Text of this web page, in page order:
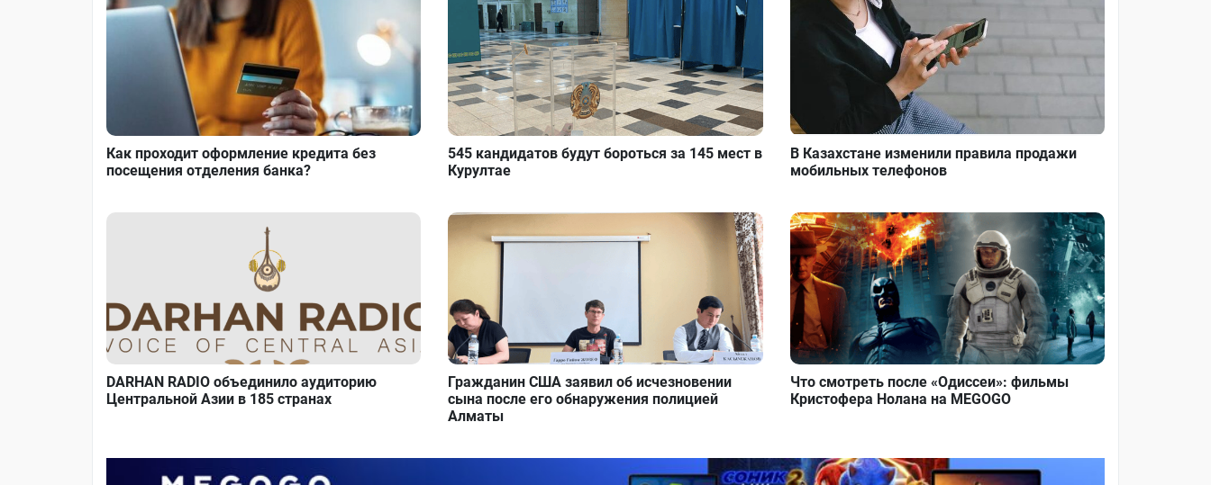
Как проходит оформление кредита без
посещения отделения банка?
545 кандидатов будут бороться за 145 мест в
Курултае
В Казахстане изменили правила продажи
мобильных телефонов
DARHAN RADIO объединило аудиторию
Центральной Азии в 185 странах
Гражданин США заявил об исчезновении
сына после его обнаружения полицией
Алматы
Что смотреть после «Одиссеи»: фильмы
Кристофера Нолана на MEGOGO